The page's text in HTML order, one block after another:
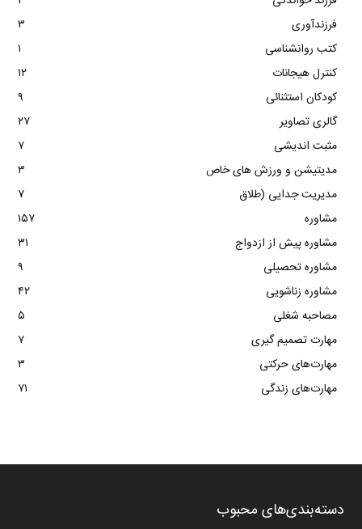
فرزندآوری
۳
کتب روانشناسی
۱
کنترل هیجانات
۱۲
کودکان استثنائی
۹
گالری تصاویر
۲۷
مثبت اندیشی
۷
مدیتیشن و ورزش های خاص
۳
مدیریت جدایی (طلاق
۷
مشاوره
۱۵۷
مشاوره پیش از ازدواج
۳۱
مشاوره تحصیلی
۹
مشاوره زناشویی
۴۲
مصاحبه شغلی
۵
مهارت تصمیم گیری
۷
مهارت‌های حرکتی
۳
مهارت‌های زندگی
۷۱
دسته‌بندی‌های محبوب